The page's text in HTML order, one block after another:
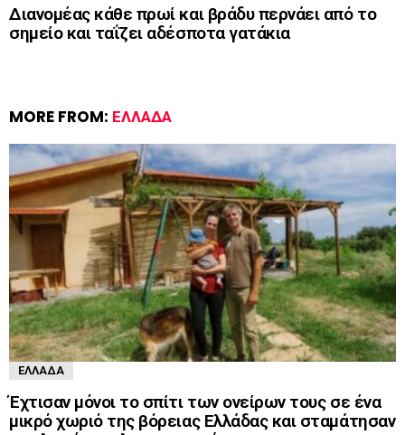
Διανομέας κάθε πρωί και βράδυ περνάει από το
σημείο και ταΐζει αδέσποτα γατάκια
MORE FROM: ΕΛΛΆΔΑ
ΕΛΛΆΔΑ
Έχτισαν μόνοι το σπίτι των ονείρων τους σε ένα
μικρό χωριό της βόρειας Ελλάδας και σταμάτησαν